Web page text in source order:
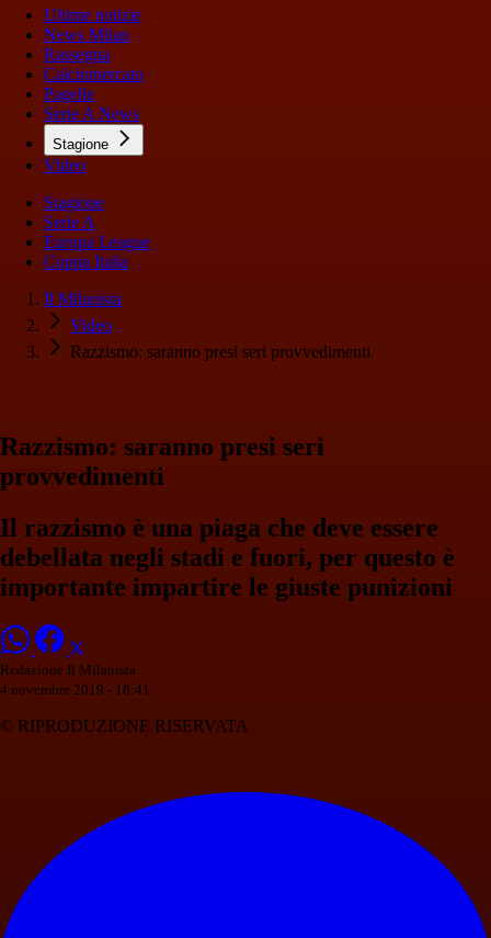
Ultime notizie
News Milan
Rassegna
Calciomercato
Pagelle
Serie A News
Stagione
Video
Stagione
Serie A
Europa League
Coppa Italia
Il Milanista
Video
Razzismo: saranno presi seri provvedimenti
Razzismo: saranno presi seri
provvedimenti
Il razzismo è una piaga che deve essere
debellata negli stadi e fuori, per questo è
importante impartire le giuste punizioni
Redazione Il Milanista
4 novembre 2019 - 18:41
© RIPRODUZIONE RISERVATA